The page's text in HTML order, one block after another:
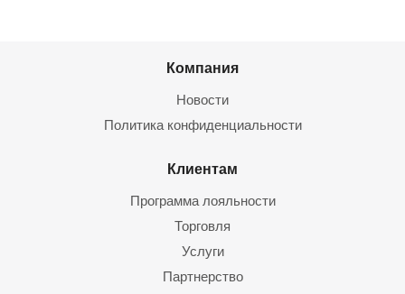
Компания
Новости
Политика конфиденциальности
Клиентам
Программа лояльности
Торговля
Услуги
Партнерство